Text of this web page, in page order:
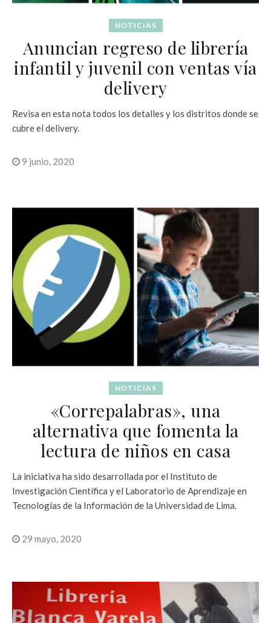
NOTICIAS
Anuncian regreso de librería
infantil y juvenil con ventas vía
delivery
Revisa en esta nota todos los detalles y los distritos donde se
cubre el delivery.
9 junio, 2020
NOTICIAS
«Correpalabras», una
alternativa que fomenta la
lectura de niños en casa
La iniciativa ha sido desarrollada por el Instituto de
Investigación Científica y el Laboratorio de Aprendizaje en
Tecnologías de la Información de la Universidad de Lima.
29 mayo, 2020